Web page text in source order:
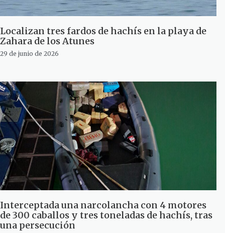
Localizan tres fardos de hachís en la playa de
Zahara de los Atunes
29 de junio de 2026
Interceptada una narcolancha con 4 motores
de 300 caballos y tres toneladas de hachís, tras
una persecución